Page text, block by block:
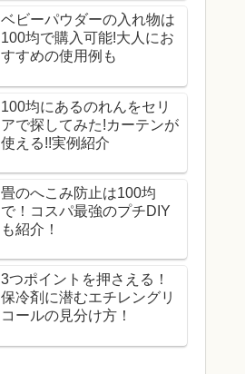
ベビーパウダーの入れ物は
100均で購入可能!大人にお
すすめの使用例も
100均にあるのれんをセリ
アで探してみた!カーテンが
使える!!実例紹介
畳のへこみ防止は100均
で！コスパ最強のプチDIY
も紹介！
3つポイントを押さえる！
保冷剤に潜むエチレングリ
コールの見分け方！